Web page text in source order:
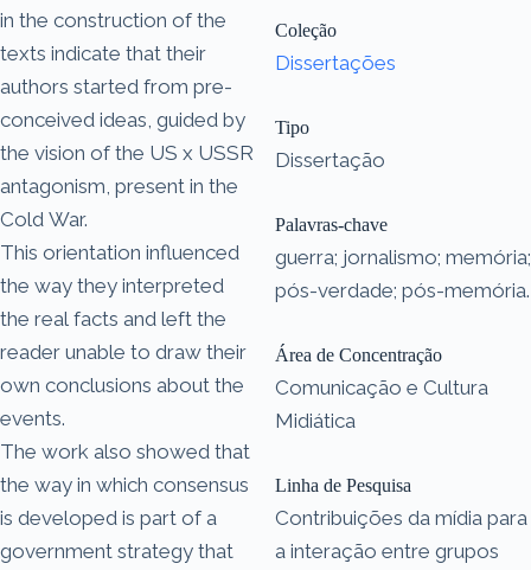
in the construction of the
texts indicate that their
authors started from pre-
conceived ideas, guided by
the vision of the US x USSR
antagonism, present in the
Cold War.
This orientation influenced
the way they interpreted
the real facts and left the
reader unable to draw their
own conclusions about the
events.
The work also showed that
the way in which consensus
is developed is part of a
government strategy that
Coleção
Dissertações
Tipo
Dissertação
Palavras-chave
guerra; jornalismo; memória;
pós-verdade; pós-memória.
Área de Concentração
Comunicação e Cultura
Midiática
Linha de Pesquisa
Contribuições da mídia para
a interação entre grupos